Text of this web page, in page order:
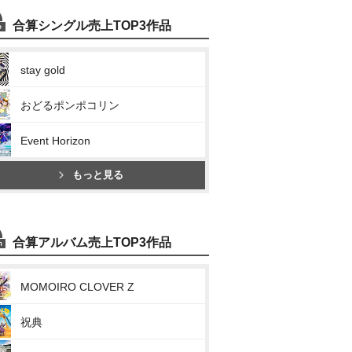
合算シングル売上TOP3作品
stay gold
おどるポンポコリン
Event Horizon
もっと見る
合算アルバム売上TOP3作品
MOMOIRO CLOVER Z
祝典